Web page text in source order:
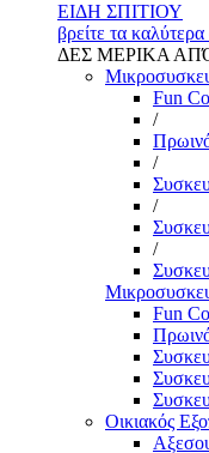
ΕΙΔΗ ΣΠΙΤΙΟΥ
βρείτε τα
ΔΕΣ ΜΕΡΙΚΑ
Fun
/
/
/
/
Fun
Οικιακός